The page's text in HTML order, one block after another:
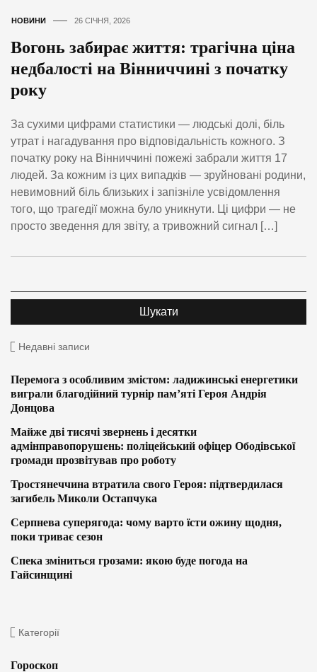
НОВИНИ 26 СІЧНЯ, 2026
Вогонь забирає життя: трагічна ціна
недбалості на Вінниччині з початку
року
За сухими цифрами статистики — людські долі, біль
утрат і нагадування про відповідальність кожного. З
початку року на Вінниччині пожежі забрали життя 17
людей. За кожним із цих випадків — зруйновані родини,
невимовний біль близьких і запізніле усвідомлення
того, що трагедії можна було уникнути. Ці цифри — не
просто зведення для звіту, а тривожний сигнал […]
Недавні записи
Перемога з особливим змістом: ладижинські енергетики
виграли благодійний турнір пам’яті Героя Андрія
Донцова
Майже дві тисячі звернень і десятки
адмінправопорушень: поліцейський офіцер Ободівської
громади прозвітував про роботу
Тростянеччина втратила свого Героя: підтвердилася
загибель Миколи Остапчука
Серпнева суперягода: чому варто їсти ожину щодня,
поки триває сезон
Спека зміниться грозами: якою буде погода на
Гайсинщині
Категорії
Гороскоп